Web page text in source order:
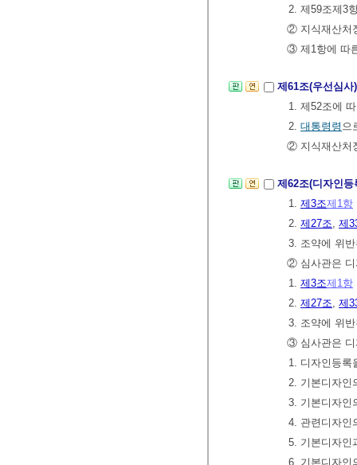
2. 제59조제3
② 지식재산처
③ 제1항에 따
제61조(우선심
1. 제52조에
2. 대통령령 으
② 지식재산처
제62조(디자인
1. 제3조제1항
2. 제27조, 제
3. 조약에 위
② 심사관은 디
1. 제3조제1항
2. 제27조, 제
3. 조약에 위
③ 심사관은 디
1. 디자인등록
2. 기본디자인
3. 기본디자인
4. 관련디자인
5. 기본디자인
6. 기본디자인